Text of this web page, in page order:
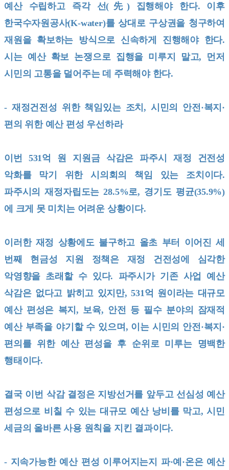
예산 수립하고 즉각 선(先) 집행해야 한다. 이후
한국수자원공사(K-water)를 상대로 구상권을 청구하여
재원을 확보하는 방식으로 신속하게 진행해야 한다.
시는 예산 확보 논쟁으로 집행을 미루지 말고, 먼저
시민의 고통을 덜어주는 데 주력해야 한다.
- 재정건전성 위한 책임있는 조치, 시민의 안전·복지·
편의 위한 예산 편성 우선하라
이번 531억 원 지원금 삭감은 파주시 재정 건전성
악화를 막기 위한 시의회의 책임 있는 조치이다.
파주시의 재정자립도는 28.5%로, 경기도 평균(35.9%)
에 크게 못 미치는 어려운 상황이다.
이러한 재정 상황에도 불구하고 올초 부터 이어진 세
번째 현금성 지원 정책은 재정 건전성에 심각한
악영향을 초래할 수 있다. 파주시가 기존 사업 예산
삭감은 없다고 밝히고 있지만, 531억 원이라는 대규모
예산 편성은 복지, 보육, 안전 등 필수 분야의 잠재적
예산 부족을 야기할 수 있으며, 이는 시민의 안전·복지·
편의를 위한 예산 편성을 후 순위로 미루는 명백한
행태이다.
결국 이번 삭감 결정은 지방선거를 앞두고 선심성 예산
편성으로 비칠 수 있는 대규모 예산 낭비를 막고, 시민
세금의 올바른 사용 원칙을 지킨 결과이다.
- 지속가능한 예산 편성 이루어지는지 파·예·온은 예산